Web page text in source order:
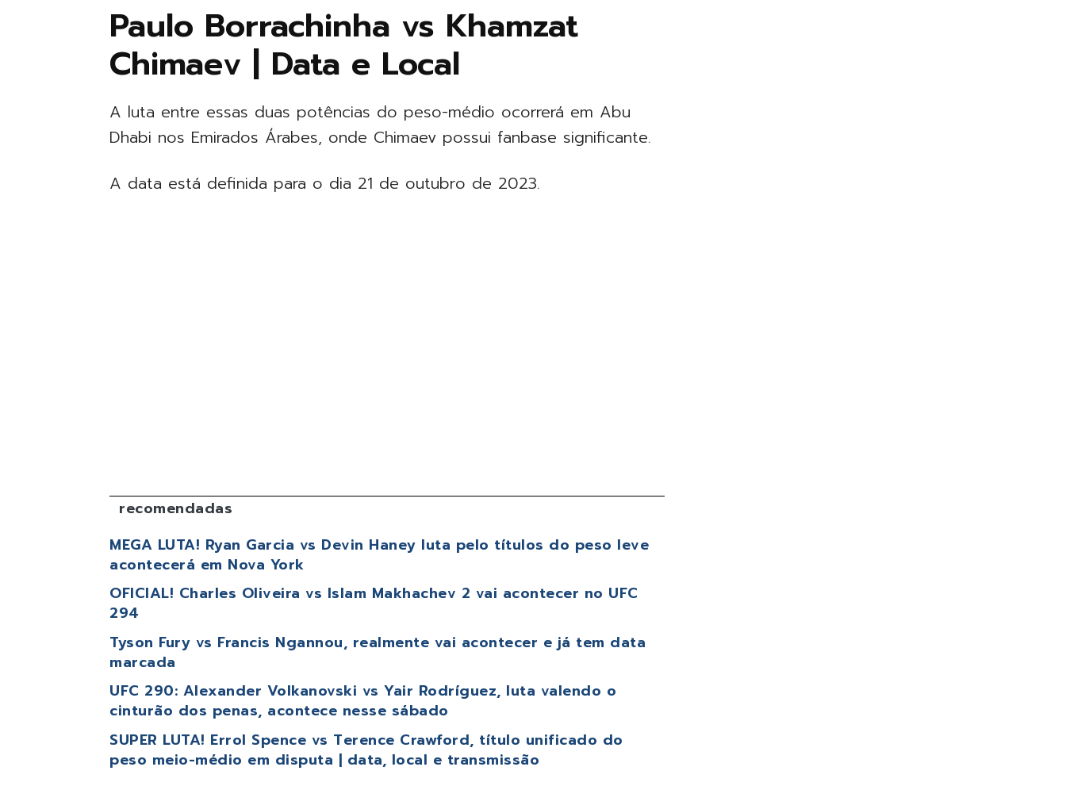
Paulo Borrachinha vs Khamzat
Chimaev | Data e Local
A luta entre essas duas potências do peso-médio ocorrerá em Abu
Dhabi nos Emirados Árabes, onde Chimaev possui fanbase significante.
A data está definida para o dia 21 de outubro de 2023.
recomendadas
MEGA LUTA! Ryan Garcia vs Devin Haney luta pelo títulos do peso leve
acontecerá em Nova York
OFICIAL! Charles Oliveira vs Islam Makhachev 2 vai acontecer no UFC
294
Tyson Fury vs Francis Ngannou, realmente vai acontecer e já tem data
marcada
UFC 290: Alexander Volkanovski vs Yair Rodríguez, luta valendo o
cinturão dos penas, acontece nesse sábado
SUPER LUTA! Errol Spence vs Terence Crawford, título unificado do
peso meio-médio em disputa | data, local e transmissão